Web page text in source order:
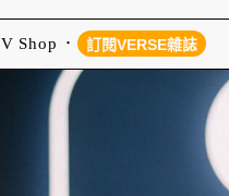
V Shop 訂閱VERSE雜誌